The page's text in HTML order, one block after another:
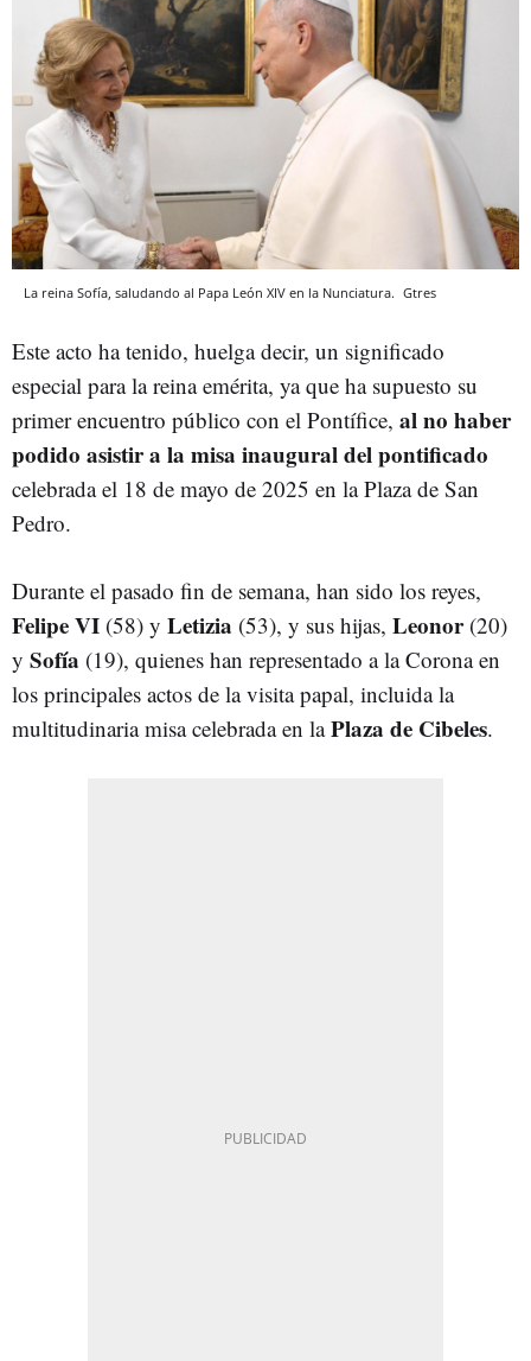
La reina Sofía, saludando al Papa León XIV en la Nunciatura. Gtres
Este acto ha tenido, huelga decir, un significado
especial para la reina emérita, ya que ha supuesto su
primer encuentro público con el Pontífice, al no haber
podido asistir a la misa inaugural del pontificado
celebrada el 18 de mayo de 2025 en la Plaza de San
Pedro.
Durante el pasado fin de semana, han sido los reyes,
Felipe VI (58) y Letizia (53), y sus hijas, Leonor (20)
y Sofía (19), quienes han representado a la Corona en
los principales actos de la visita papal, incluida la
multitudinaria misa celebrada en laPlaza de Cibeles.